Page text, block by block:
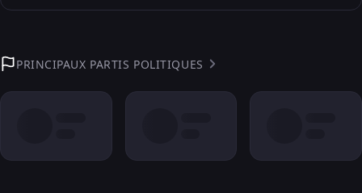
PRINCIPAUX PARTIS POLITIQUES